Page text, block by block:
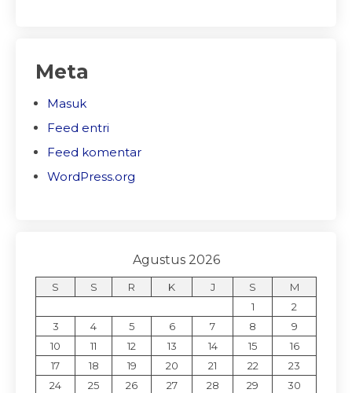
Meta
Masuk
Feed entri
Feed komentar
WordPress.org
Agustus 2026
S S R K J S
M
1
2
3
4 5 6 7 8
9
10
11 12 13 14 15
16
17
18 19 20 21 22
23
24
25 26 27 28 29
30